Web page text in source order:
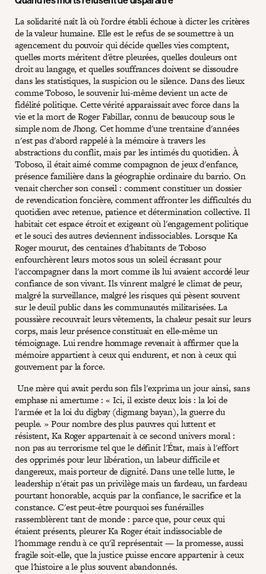
La solidarité naît là où l'ordre établi échoue à dicter les critères
de la valeur humaine. Elle est le refus de se soumettre à un
agencement du pouvoir qui décide quelles vies comptent,
quelles morts méritent d'être pleurées, quelles douleurs ont
droit au langage, et quelles souffrances doivent se dissoudre
dans les statistiques, la suspicion ou le silence. Dans des lieux
comme Toboso, le souvenir lui-même devient un acte de
fidélité politique. Cette vérité apparaissait avec force dans la
vie et la mort de Roger Fabillar, connu de beaucoup sous le
simple nom de Jhong. Cet homme d'une trentaine d'années
n'est pas d'abord rappelé à la mémoire à travers les
abstractions du conflit, mais par les intimés du quotidien. À
Toboso, il était aimé comme compagnon de jeux d'enfance,
présence familière dans la géographie ordinaire du barrio. On
venait chercher son conseil : comment constituer un dossier
de revendication foncière, comment affronter les difficultés du
quotidien avec retenue, patience et détermination collective. Il
habitait cet espace étroit et exigeant où l'engagement politique
et le souci des autres deviennent indissociables. Lorsque Ka
Roger mourut, des centaines d'habitants de Toboso
enfourchèrent leurs motos sous un soleil écrasant pour
l'accompagner dans la mort comme ils lui avaient accordé leur
confiance de son vivant. Ils vinrent malgré le climat de peur,
malgré la surveillance, malgré les risques qui pèsent souvent
sur le deuil public dans les communautés militarisées. La
poussière recouvrait leurs vêtements, la chaleur pesait sur leurs
corps, mais leur présence constituait en elle-même un
témoignage. Lui rendre hommage revenait à affirmer que la
mémoire appartient à ceux qui endurent, et non à ceux qui
gouvernent par la force.
Une mère qui avait perdu son fils l'exprima un jour ainsi, sans
emphase ni amertume : « Ici, il existe deux lois : la loi de
l'armée et la loi du digbay (digmang bayan), la guerre du
peuple. » Pour nombre des plus pauvres qui luttent et
résistent, Ka Roger appartenait à ce second univers moral :
non pas au terrorisme tel que le définit l'État, mais à l'effort
des opprimés pour leur libération, un labeur difficile et
dangereux, mais porteur de dignité. Dans une telle lutte, le
leadership n'était pas un privilège mais un fardeau, un fardeau
pourtant honorable, acquis par la confiance, le sacrifice et la
constance. C'est peut-être pourquoi ses funérailles
rassemblèrent tant de monde : parce que, pour ceux qui
étaient présents, pleurer Ka Roger était indissociable de
l'hommage rendu à ce qu'il représentait — la promesse, aussi
fragile soit-elle, que la justice puisse encore appartenir à ceux
que l'histoire a le plus souvent abandonnés.